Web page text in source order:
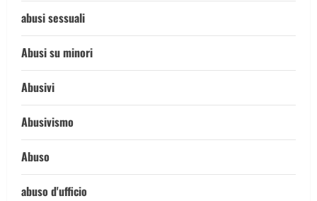
abusi sessuali
Abusi su minori
Abusivi
Abusivismo
Abuso
abuso d'ufficio